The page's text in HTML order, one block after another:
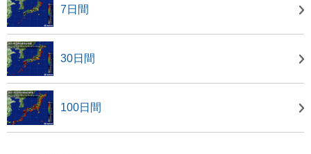
7日間
30日間
100日間